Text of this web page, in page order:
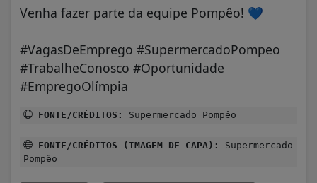
Venha fazer parte da equipe Pompêo! 💙
#VagasDeEmprego #SupermercadoPompeo
#TrabalheConosco #Oportunidade
#EmpregoOlímpia
FONTE/CRÉDITOS: Supermercado Pompêo
FONTE/CRÉDITOS (IMAGEM DE CAPA):
Supermercado
Pompêo